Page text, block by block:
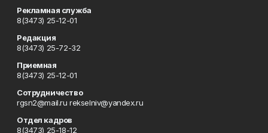
Рекламная служба
8(3473) 25-12-01
Редакция
8(3473) 25-72-32
Приемная
8(3473) 25-12-01
Сотрудничество
rgsn2@mail.ru rekselniv@yandex.ru
Отдел кадров
8(3473) 25-18-12